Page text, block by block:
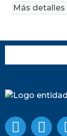
Más detalles